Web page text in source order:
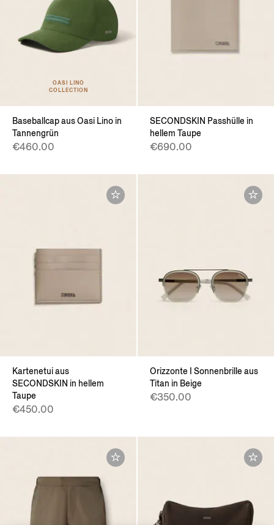
OASI LINO
COLLECTION
Baseballcap aus Oasi Lino in
Tannengrün
€460.00
SECONDSKIN Passhülle in
hellem Taupe
€690.00
Kartenetui aus
SECONDSKIN in hellem
Taupe
€450.00
Orizzonte I Sonnenbrille aus
Titan in Beige
€350.00